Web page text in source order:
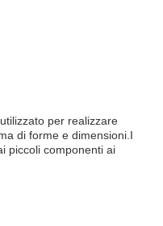
per realizzare
di forme e dimensioni.I
piccoli componenti ai